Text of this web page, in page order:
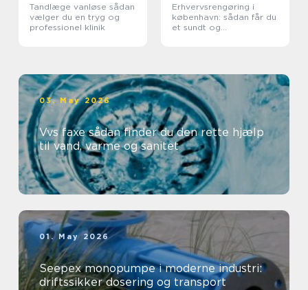
Tandlæge vanløse sådan
vælger du en tryg og
professionel klinik
Erhvervsrengøring i
københavn: sådan får du
et sundt og
03. May 2026
Vvs faxe sådan finder du den rette hjælp
til vand, varme og sanitet
01. May 2026
Seepex monopumpe i moderne industri:
driftssikker dosering og transport